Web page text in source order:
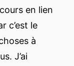
en lien
c’est le
à
J’ai